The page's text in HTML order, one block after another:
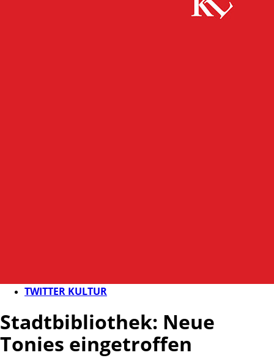
TWITTER KULTUR
Stadtbibliothek: Neue
Tonies eingetroffen